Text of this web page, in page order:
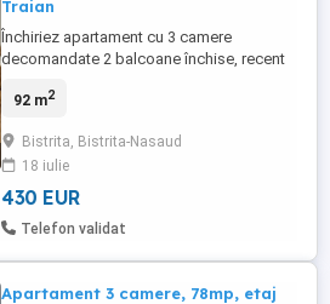
Traian
Închiriez apartament cu 3 camere
decomandate 2 balcoane închise, recent
Traian lângă piața de la big. Preț 330 de
92 m2
Bistrita, Bistrita-Nasaud
18 iulie
430 EUR
Telefon validat
Apartament 3 camere, 78mp, etaj